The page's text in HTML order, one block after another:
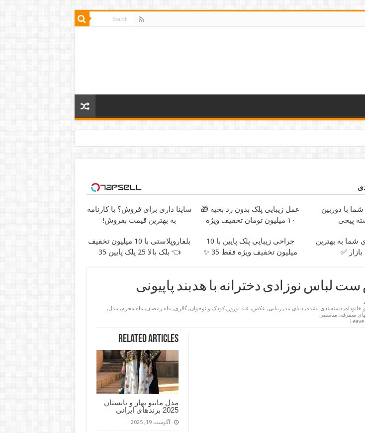
با دوربین
پیچی
عمل زیبایی پلک بدون رد بخیه 🎁
۱۰ میلیون تومان تخفیف ویژه
ساینا داری برای فروش؟ با کارنامه
به بهترین قیمت بفروش!
به بهترین
✅
جراحی زیبایی پلک پایین با 10
میلیون تخفیف ویژه فقط 35 ✨
بلفاروپلاستی با 10 میلیون تخفیف
👈 بلک بالا 25 پلک پایین 35
لباس نوزادی دخترانه با هدبند پاپیونی
خانوداه, دسته‌بندی نشده, دنیای مد,زیبایی, عکس, عید نوروز ,کودک و نوجوان,گالری, ماه رمضان, ماه محرم, مدل,
متفرقه, مناسبتی
Related Articles
مدل مانتو بهار و تابستان
2025 برندهای ایرانی
آگوست 19, 2025